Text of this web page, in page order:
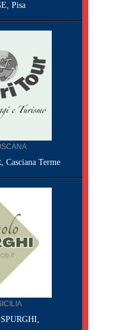
Pisa
Terme